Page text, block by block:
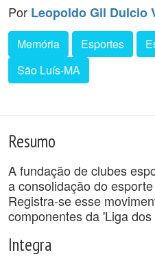
Por Leopoldo Gil Dulcio
Memória Esportes
São Luís-MA
Resumo
A fundação de clubes
a consolidação do
Registra-se esse
componentes da 'Liga
Integra